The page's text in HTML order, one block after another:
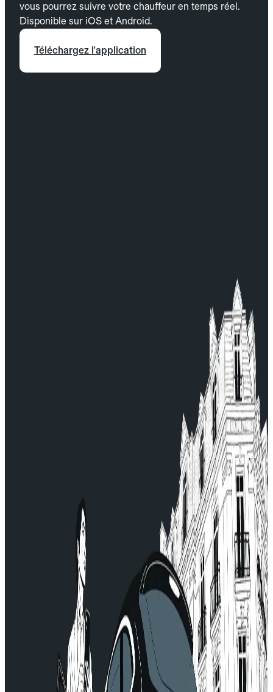
vous pourrez suivre votre chauffeur en temps réel.
Disponible sur iOS et Android.
Téléchargez l'application